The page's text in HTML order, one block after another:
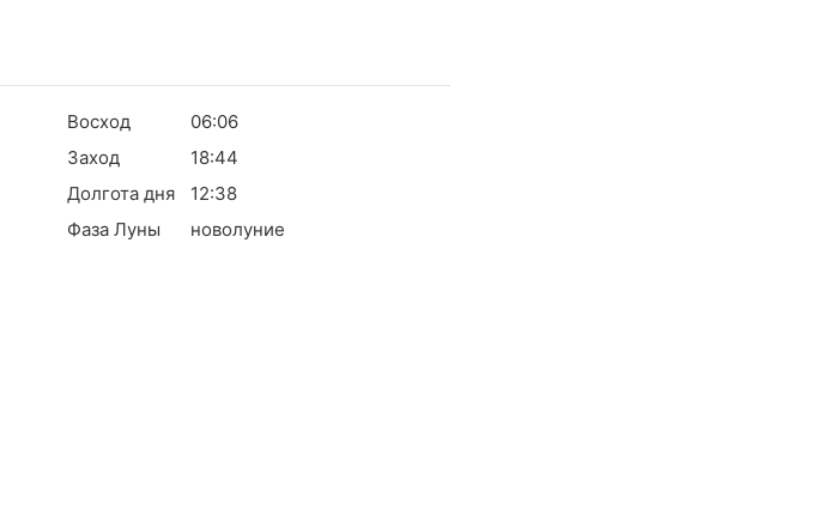
Восход
06:06
Заход
18:44
Долгота дня
12:38
Фаза Луны
новолуние